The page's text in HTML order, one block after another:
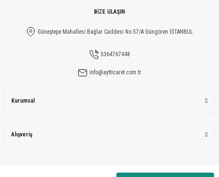
BİZE ULAŞIN
Güneştepe Mahallesi Bağlar Caddesi No 57/A Güngören İSTANBUL
5364767448
info@aytticaret.com.tr
Kurumsal
Alışveriş